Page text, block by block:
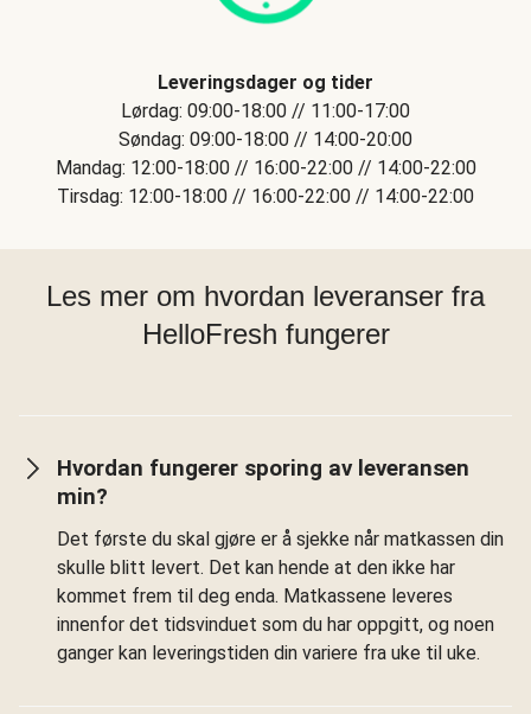
Leveringsdager og tider
Lørdag: 09:00-18:00 // 11:00-17:00
Søndag: 09:00-18:00 // 14:00-20:00
Mandag: 12:00-18:00 // 16:00-22:00 // 14:00-22:00
Tirsdag: 12:00-18:00 // 16:00-22:00 // 14:00-22:00
Les mer om hvordan leveranser fra
HelloFresh fungerer
Hvordan fungerer sporing av leveransen
min?
Det første du skal gjøre er å sjekke når matkassen din
skulle blitt levert. Det kan hende at den ikke har
kommet frem til deg enda. Matkassene leveres
innenfor det tidsvinduet som du har oppgitt, og noen
ganger kan leveringstiden din variere fra uke til uke.